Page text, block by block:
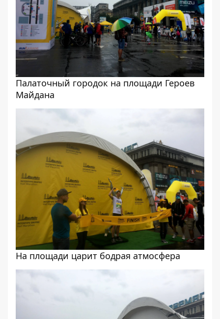
Палаточный городок на площади Героев
Майдана
На площади царит бодрая атмосфера